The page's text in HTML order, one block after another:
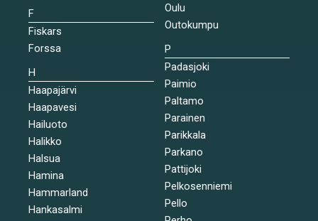
F
Fiskars
Forssa
H
Haapajärvi
Haapavesi
Hailuoto
Halikko
Halsua
Hamina
Hammarland
Hankasalmi
Oulu
Outokumpu
P
Padasjoki
Paimio
Paltamo
Parainen
Parikkala
Parkano
Pattijoki
Pelkosenniemi
Pello